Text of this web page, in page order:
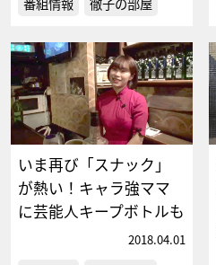
いま再び「スナック」
が熱い！キャラ強ママ
に芸能人キープボトルも
2018.04.01